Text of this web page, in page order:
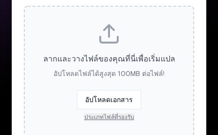
ลากและวางไฟล์ของคุณที่นี่เพื่อเริ่มแปล
อัปโหลดไฟล์ได้สูงสุด 100MB ต่อไฟล์!
อัปโหลดเอกสาร
ประเภทไฟล์ที่รองรับ